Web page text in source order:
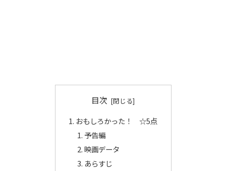
目次
おもしろかった！ ☆5点
予告編
映画データ
あらすじ